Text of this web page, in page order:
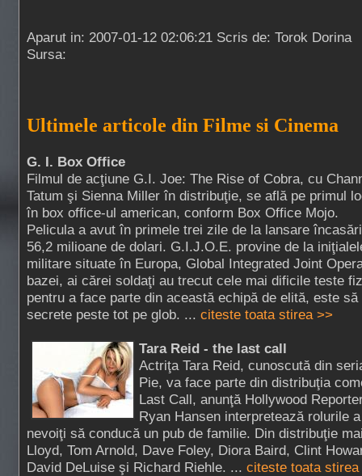
Aparut in: 2007-01-12 02:06:21 Scris de: Torok Dorina
Sursa:
Ultimele articole din Filme si Cinema
G. I. Box Office
Filmul de acţiune G.I. Joe: The Rise of Cobra, cu
Tatum şi Sienna Miller în distribuţie, se află pe primul
în box office-ul american, conform Box Office Mojo.
Pelicula a avut în primele trei zile de la lansare
56,2 milioane de dolari. G.I.J.O.E. provine de la
militare situate în Europa, Global Integrated Joint
bazei, ai cărei soldaţi au trecut cele mai dificile teste
pentru a face parte din această echipă de elită, este
secrete peste tot pe glob. ... citeste toata stirea >>
Tara Reid - the last call
Actriţa Tara Reid, cunoscută din
Pie, va face parte din distribuţia
Last Call, anunţă Hollywood
Ryan Hansen interpretează rolurile
nevoiţi să conducă un pub de familie. Din distribuţie
Lloyd, Tom Arnold, Dave Foley, Diora Baird, Clint
David DeLuise şi Richard Riehle. ... citeste toata stirea